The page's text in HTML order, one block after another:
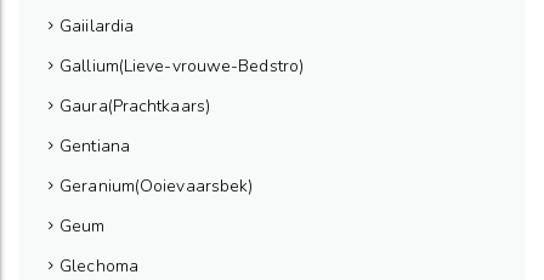
Gaiilardia
Gallium(Lieve-vrouwe-Bedstro)
Gaura(Prachtkaars)
Gentiana
Geranium(Ooievaarsbek)
Geum
Glechoma